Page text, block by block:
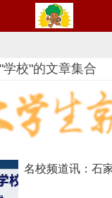
学校"的文章集合
名校频道讯：石